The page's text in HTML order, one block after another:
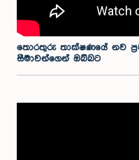
තොරතුරු තාක්ෂණයේ නව
සීමාවන්ගෙන් ඔබ්බට